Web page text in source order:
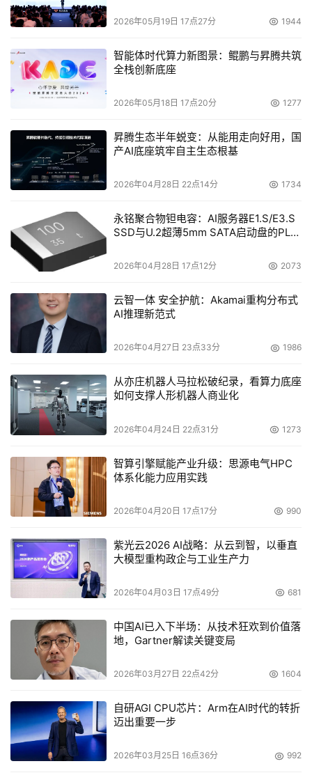
2026年05月19日 17点27分 1944
智能体时代算力新图景：鲲鹏与昇腾共筑
全栈创新底座
2026年05月18日 17点20分 1277
昇腾生态半年蜕变：从能用走向好用，国
产AI底座筑牢自主生态根基
2026年04月28日 22点14分 1734
永铭聚合物钽电容：AI服务器E1.S/E3.S
SSD与U.2超薄5mm SATA启动盘的PLP
2026年04月28日 17点12分 2073
云智一体 安全护航：Akamai重构分布式
AI推理新范式
2026年04月27日 23点33分 1986
从亦庄机器人马拉松破纪录，看算力底座
如何支撑人形机器人商业化
2026年04月24日 22点31分 1273
智算引擎赋能产业升级：思源电气HPC
体系化能力应用实践
2026年04月20日 17点17分 990
紫光云2026 AI战略：从云到智，以垂直
大模型重构政企与工业生产力
2026年04月03日 17点49分 681
中国AI已入下半场：从技术狂欢到价值落
地，Gartner解读关键变局
2026年03月27日 22点42分 1604
自研AGI CPU芯片：Arm在AI时代的转折
迈出重要一步
2026年03月25日 16点36分 992